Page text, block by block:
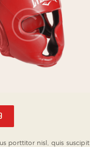
porttitor nisl, quis suscipit